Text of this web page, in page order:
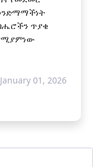
ጥያቄ
January 01, 2026